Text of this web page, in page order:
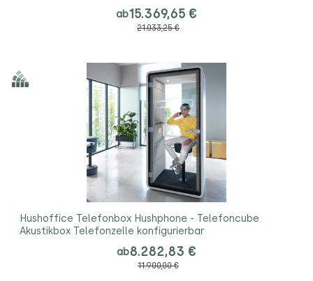
ab15.369,65 €
21.033,25 €
Hushoffice Telefonbox Hushphone - Telefoncube
Akustikbox Telefonzelle konfigurierbar
ab8.282,83 €
11.900,00 €